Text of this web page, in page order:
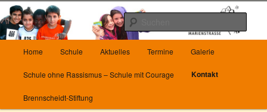
Zum
Inhalt
wechseln
Die Grundschule Marienstrasse in
Wuppertal
Herzlich Willkommen auf unserer Homepage
Home Schule Aktuelles Termine Galerie
Schule ohne Rassismus – Schule mit Courage Kontakt
Brennscheidt-Stiftung